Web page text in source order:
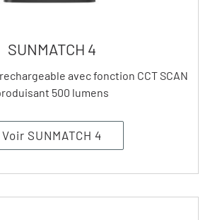
SUNMATCH 4
avec fonction CCT SCAN
500 lumens
Voir SUNMATCH 4